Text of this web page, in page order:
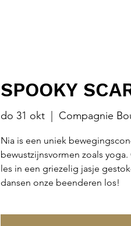
SPOOKY
do 31 okt
  |
Compagnie
Nia is een uniek
bewustzijnsvormen zoals
les in een griezelig jasje
dansen onze beenderen los!